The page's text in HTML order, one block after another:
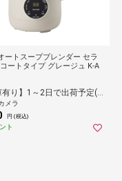
ートスープブレンダー セラ
ートタイプ グレージュ K-A
【在庫有り】1～2日で出荷予定(日付指定可)
メラ
円 (税込)
ト